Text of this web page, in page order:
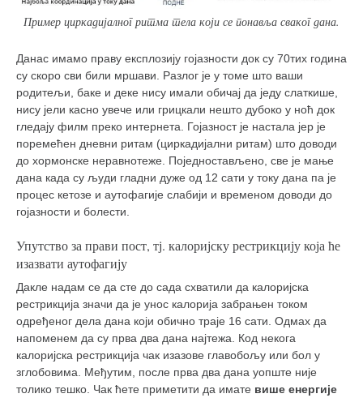
Пример циркадијалног ритма тела који се понавља сваког дана.
Данас имамо праву експлозију гојазности док су 70тих година
су скоро сви били мршави. Разлог је у томе што ваши
родитељи, баке и деке нису имали обичај да једу слаткише,
нису јели касно увече или грицкали нешто дубоко у ноћ док
гледају филм преко интернета. Гојазност је настала јер је
поремећен дневни ритам (циркадијални ритам) што доводи
до хормонске неравнотеже. Поједностављено, све је мање
дана када су људи гладни дуже од 12 сати у току дана па је
процес кетозе и аутофагије слабији и временом доводи до
гојазности и болести.
Упутство за прави пост, тј. калоријску рестрикцију која ће
изазвати аутофагију
Дакле надам се да сте до сада схватили да калоријска
рестрикција значи да је унос калорија забрањен током
одређеног дела дана који обично траје 16 сати. Одмах да
напоменем да су прва два дана најтежа. Код некога
калоријска рестрикција чак изазове главобољу или бол у
зглобовима. Међутим, после прва два дана уопште није
толико тешко. Чак ћете приметити да имате више енергије